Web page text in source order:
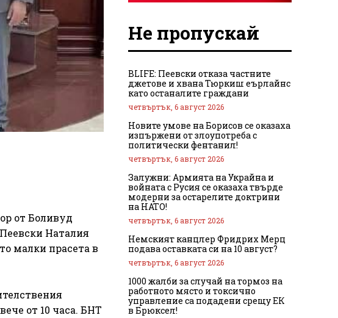
от Боливуд
Наталия
малки прасета в
от 10 часа. БНТ
Не пропускай
BLIFE: Пеевски отказа частните
джетове и хвана Тюркиш еърлайнс
като останалите граждани
четвъртък, 6 август 2026
Новите умове на Борисов се оказаха
изпържени от злоупотреба с
политически фентанил!
четвъртък, 6 август 2026
Залужни: Армията на Украйна и
войната с Русия се оказаха твърде
модерни за остарелите доктрини
на НАТО!
четвъртък, 6 август 2026
Немският канцлер Фридрих Мерц
подава оставката си на 10 август?
четвъртък, 6 август 2026
1000 жалби за случай на тормоз на
работното място и токсично
управление са подадени срещу ЕК
в Брюксел!